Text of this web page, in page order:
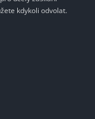
kdykoli odvolat.